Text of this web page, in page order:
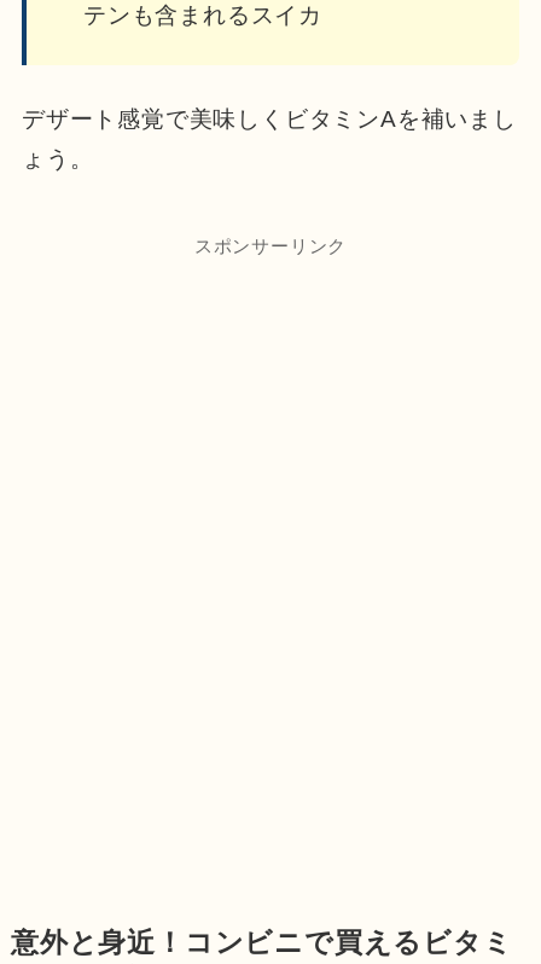
テンも含まれるスイカ
デザート感覚で美味しくビタミンAを補いまし
ょう。
スポンサーリンク
意外と身近！コンビニで買えるビタミ